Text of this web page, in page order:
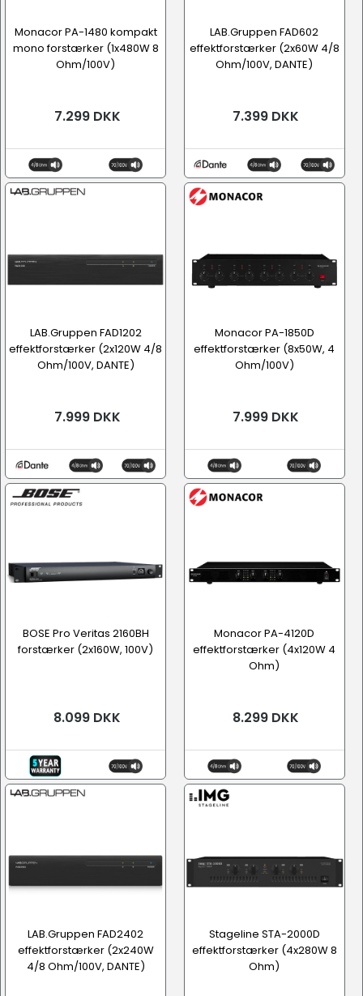
Monacor PA-1480 kompakt
mono forstærker (1x480W 8
Ohm/100V)
7.299 DKK
LAB.Gruppen FAD602
effektforstærker (2x60W 4/8
Ohm/100V, DANTE)
7.399 DKK
LAB.Gruppen FAD1202
effektforstærker (2x120W 4/8
Ohm/100V, DANTE)
7.999 DKK
Monacor PA-1850D
effektforstærker (8x50W, 4
Ohm/100V)
7.999 DKK
BOSE Pro Veritas 2160BH
forstærker (2x160W, 100V)
8.099 DKK
Monacor PA-4120D
effektforstærker (4x120W 4
Ohm)
8.299 DKK
LAB.Gruppen FAD2402
effektforstærker (2x240W
4/8 Ohm/100V, DANTE)
Stageline STA-2000D
effektforstærker (4x280W 8
Ohm)